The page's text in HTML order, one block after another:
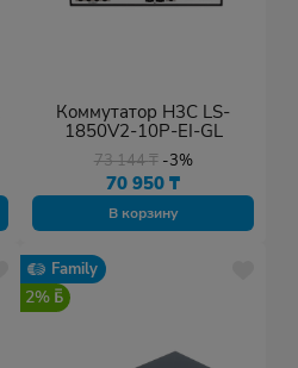
Коммутатор H3C LS-
1850V2-10P-EI-GL
73 144₸ -3%
70 950₸
В корзину
Family
2%